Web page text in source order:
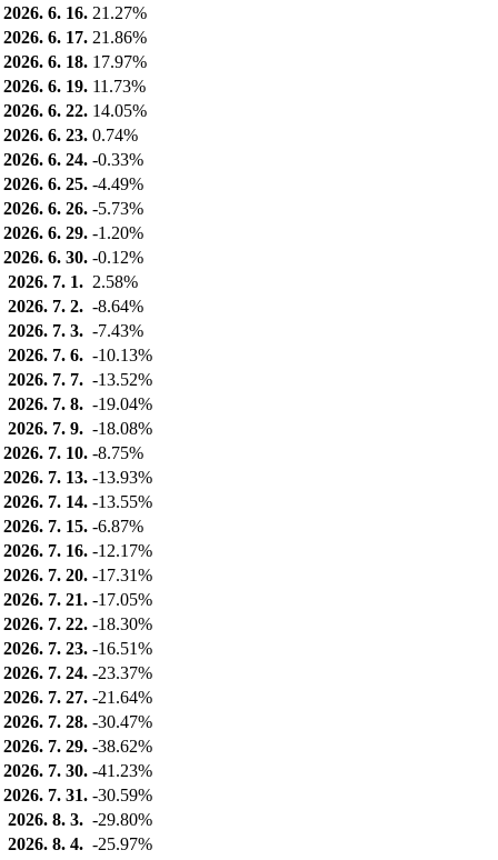
2026. 6. 16. 21.27%
2026. 6. 17. 21.86%
2026. 6. 18. 17.97%
2026. 6. 19. 11.73%
2026. 6. 22. 14.05%
2026. 6. 23. 0.74%
2026. 6. 24. -0.33%
2026. 6. 25. -4.49%
2026. 6. 26. -5.73%
2026. 6. 29. -1.20%
2026. 6. 30. -0.12%
2026. 7. 1. 2.58%
2026. 7. 2. -8.64%
2026. 7. 3. -7.43%
2026. 7. 6. -10.13%
2026. 7. 7. -13.52%
2026. 7. 8. -19.04%
2026. 7. 9. -18.08%
2026. 7. 10. -8.75%
2026. 7. 13. -13.93%
2026. 7. 14. -13.55%
2026. 7. 15. -6.87%
2026. 7. 16. -12.17%
2026. 7. 20. -17.31%
2026. 7. 21. -17.05%
2026. 7. 22. -18.30%
2026. 7. 23. -16.51%
2026. 7. 24. -23.37%
2026. 7. 27. -21.64%
2026. 7. 28. -30.47%
2026. 7. 29. -38.62%
2026. 7. 30. -41.23%
2026. 7. 31. -30.59%
2026. 8. 3. -29.80%
2026. 8. 4. -25.97%